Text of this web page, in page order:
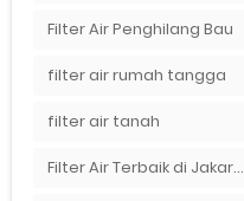
Filter Air Penghilang Bau
filter air rumah tangga
filter air tanah
Filter Air Terbaik di Jakarta